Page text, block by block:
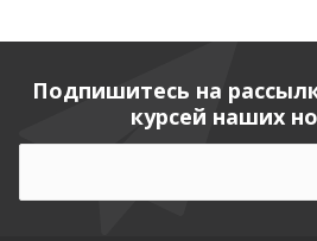
Подпишитесь на
курсей наших